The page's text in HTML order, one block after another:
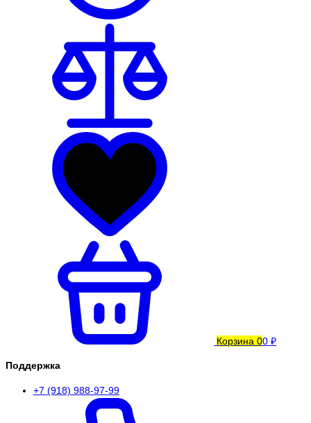
Корзина 00 ₽
Поддержка
+7 (918) 988-97-99